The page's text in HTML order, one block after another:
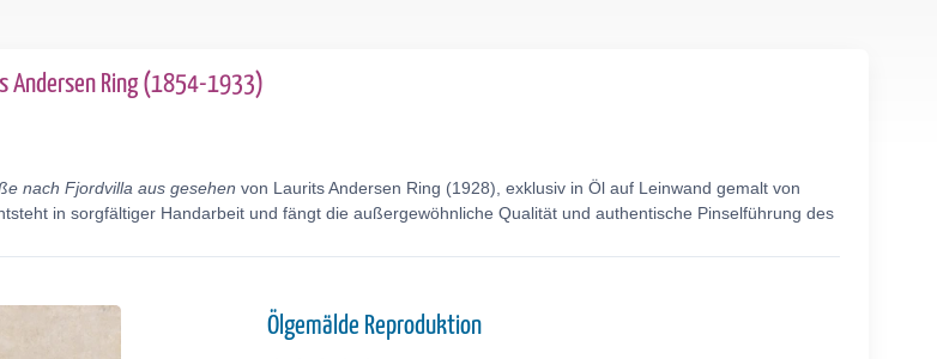
Andersen Ring (1854-1933)
nach Fjordvilla aus gesehen von Laurits Andersen Ring (1928), exklusiv in Öl auf Leinwand gemalt von
in sorgfältiger Handarbeit und fängt die außergewöhnliche Qualität und authentische Pinselführung des
Ölgemälde Reproduktion